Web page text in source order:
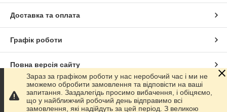
Доставка та оплата
Графік роботи
Повна версія сайту
Сайт створено на маркетплейсіProm.ua
Зараз за графіком роботи у нас неробочий час і ми не
зможемо обробити замовлення та відповісти на ваші
запитання. Заздалегідь просимо вибачення, і обіцяємо,
що у найближчий робочий день відправимо всі
замовлення, які надійдуть за цей період. З великою